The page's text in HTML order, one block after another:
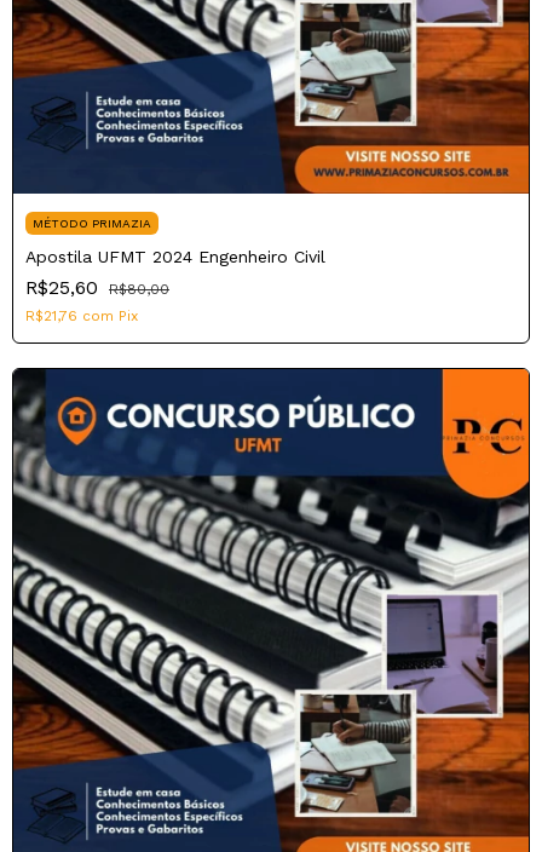
MÉTODO PRIMAZIA
Apostila UFMT 2024 Engenheiro Civil
R$25,60
R$80,00
R$21,76 com Pix